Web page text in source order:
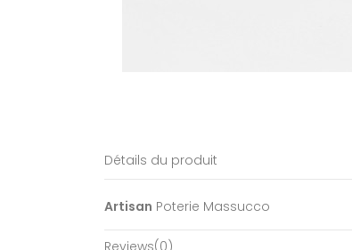
Détails du produit
Artisan Poterie Massucco
Reviews(0)